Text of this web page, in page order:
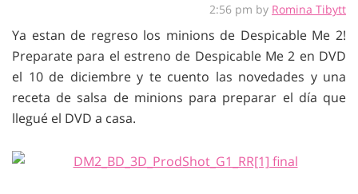
2:56 pm by Romina Tibytt
Ya estan de regreso los minions de Despicable Me 2!
Preparate para el estreno de Despicable Me 2 en DVD
el 10 de diciembre y te cuento las novedades y una
receta de salsa de minions para preparar el día que
llegué el DVD a casa.